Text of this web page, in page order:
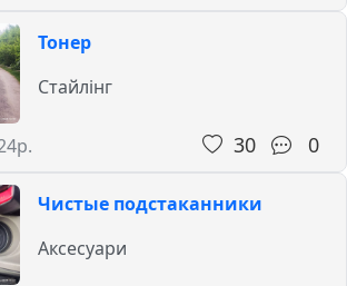
Тонер
Стайлінг
30 0
Чистые подстаканники
Аксесуари